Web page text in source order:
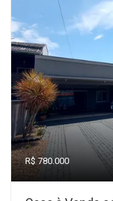
R$ 780.000